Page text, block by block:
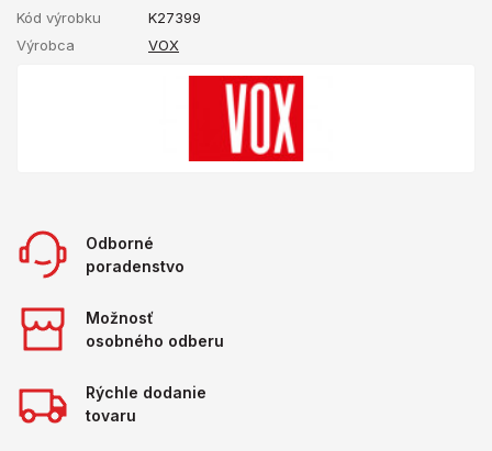
Kód výrobku
K27399
Výrobca
VOX
Odborné
poradenstvo
Možnosť
osobného odberu
Rýchle dodanie
tovaru